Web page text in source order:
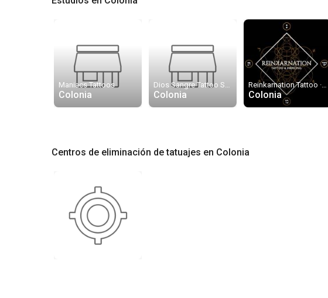
Maniacs Tattoos
Colonia
Dios Sangre Tattoo Studio
Colonia
Reinkarnation Tattoo · Hochstadenstraße
Colonia
Centros de eliminación de tatuajes en Colonia